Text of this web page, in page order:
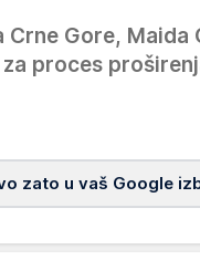
Gore, Maida
proces
zato u vaš Google